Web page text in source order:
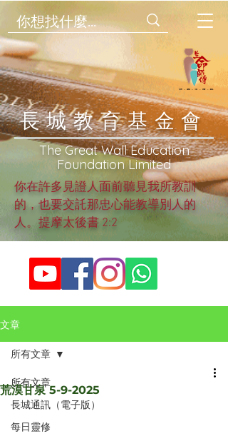
​長城教育基金會
​The Great Wall Education
Foundation Limited
你在許多見證人面前聽見我所教訓
的，也要交託那忠心能教導別人的
人。提摩太後書 2:2
文章
所有文章
長城通訊（電子版）
每日靈修
所有文章
荒漠甘泉 5-9-2025